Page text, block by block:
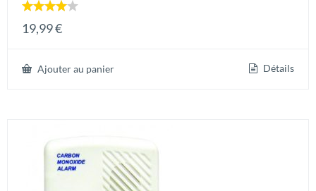
4.00
19,99€
Ajouter au panier Détails